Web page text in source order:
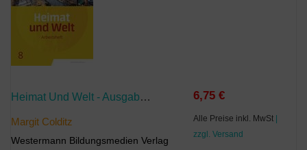
Heimat Und Welt - Ausgabe 2019 Sachsen-Anhalt
Margit Colditz
Westermann Bildungsmedien Verlag
6,75 €
Alle Preise inkl. MwSt |
zzgl. Versand